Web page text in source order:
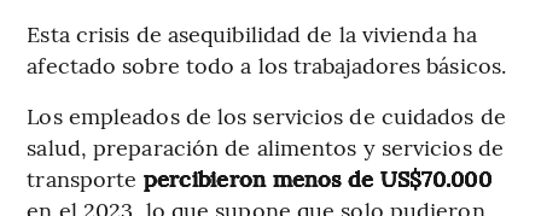
Esta crisis de asequibilidad de la vivienda ha
afectado sobre todo a los trabajadores básicos.
Los empleados de los servicios de cuidados de
salud, preparación de alimentos y servicios de
transporte percibieron menos de US$70.000
en el 2023, lo que supone que solo pudieron